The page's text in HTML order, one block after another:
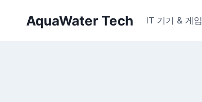
AquaWater Tech IT 기기 & 게임